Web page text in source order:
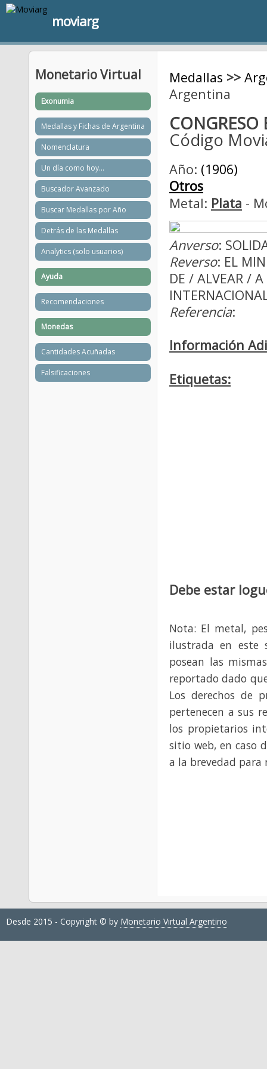
moviarg
Medallas >>
Argentina
CONGRESO
Código
Año: (1906)
Otros
Metal: Plata -
Anverso:
Reverso: EL
DE / ALVEAR /
Referencia:
Información
Etiquetas:
Debe estar
Nota: El metal,
ilustrada en este
posean las
reportado dado
Los derechos de
pertenecen a sus
los propietarios
sitio web, en caso
a la brevedad para
Monetario Virtual
Exonumia
Medallas y Fichas de Argentina
Nomenclatura
Un día como hoy...
Buscador Avanzado
Buscar Medallas por Año
Detrás de las Medallas
Analytics (solo usuarios)
Ayuda
Recomendaciones
Monedas
Cantidades Acuñadas
Falsificaciones
Desde 2015 - Copyright © by Monetario Virtual Argentino